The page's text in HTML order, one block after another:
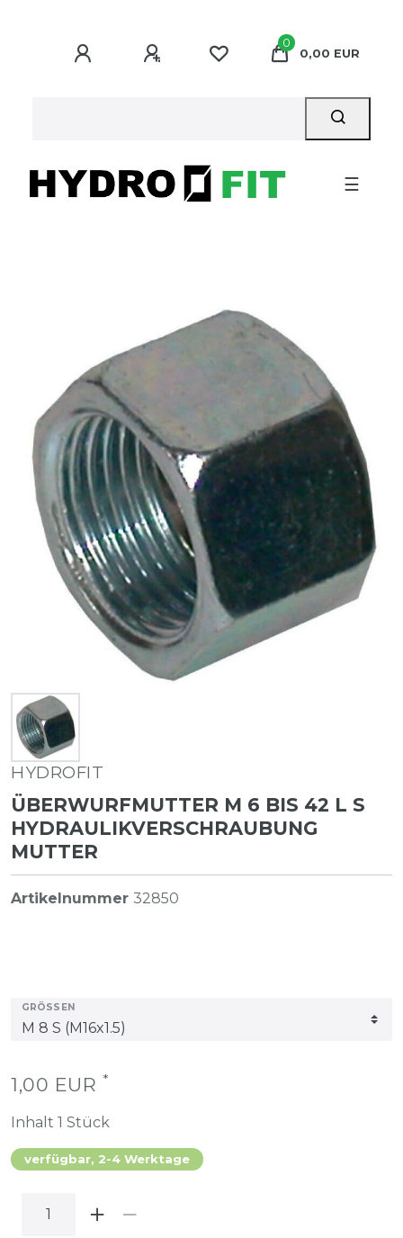
0
0,00 EUR
☰
HYDROFIT
ÜBERWURFMUTTER M 6 BIS 42 L S
HYDRAULIKVERSCHRAUBUNG
MUTTER
Artikelnummer 32850
GRÖSSEN
1,00 EUR *
Inhalt 1 Stück
verfügbar, 2-4 Werktage